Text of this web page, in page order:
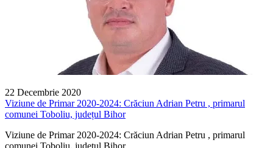
22 Decembrie 2020
Viziune de Primar 2020-2024: Crăciun Adrian Petru , primarul
comunei Toboliu, județul Bihor
Viziune de Primar 2020-2024: Crăciun Adrian Petru , primarul
comunei Toboliu, județul Bihor